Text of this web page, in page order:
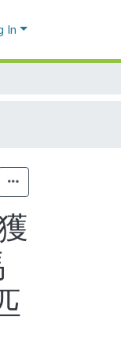
In